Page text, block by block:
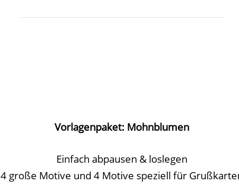
Vorlagenpaket: Mohnblumen
Einfach abpausen & loslegen
4 große Motive und 4 Motive speziell für